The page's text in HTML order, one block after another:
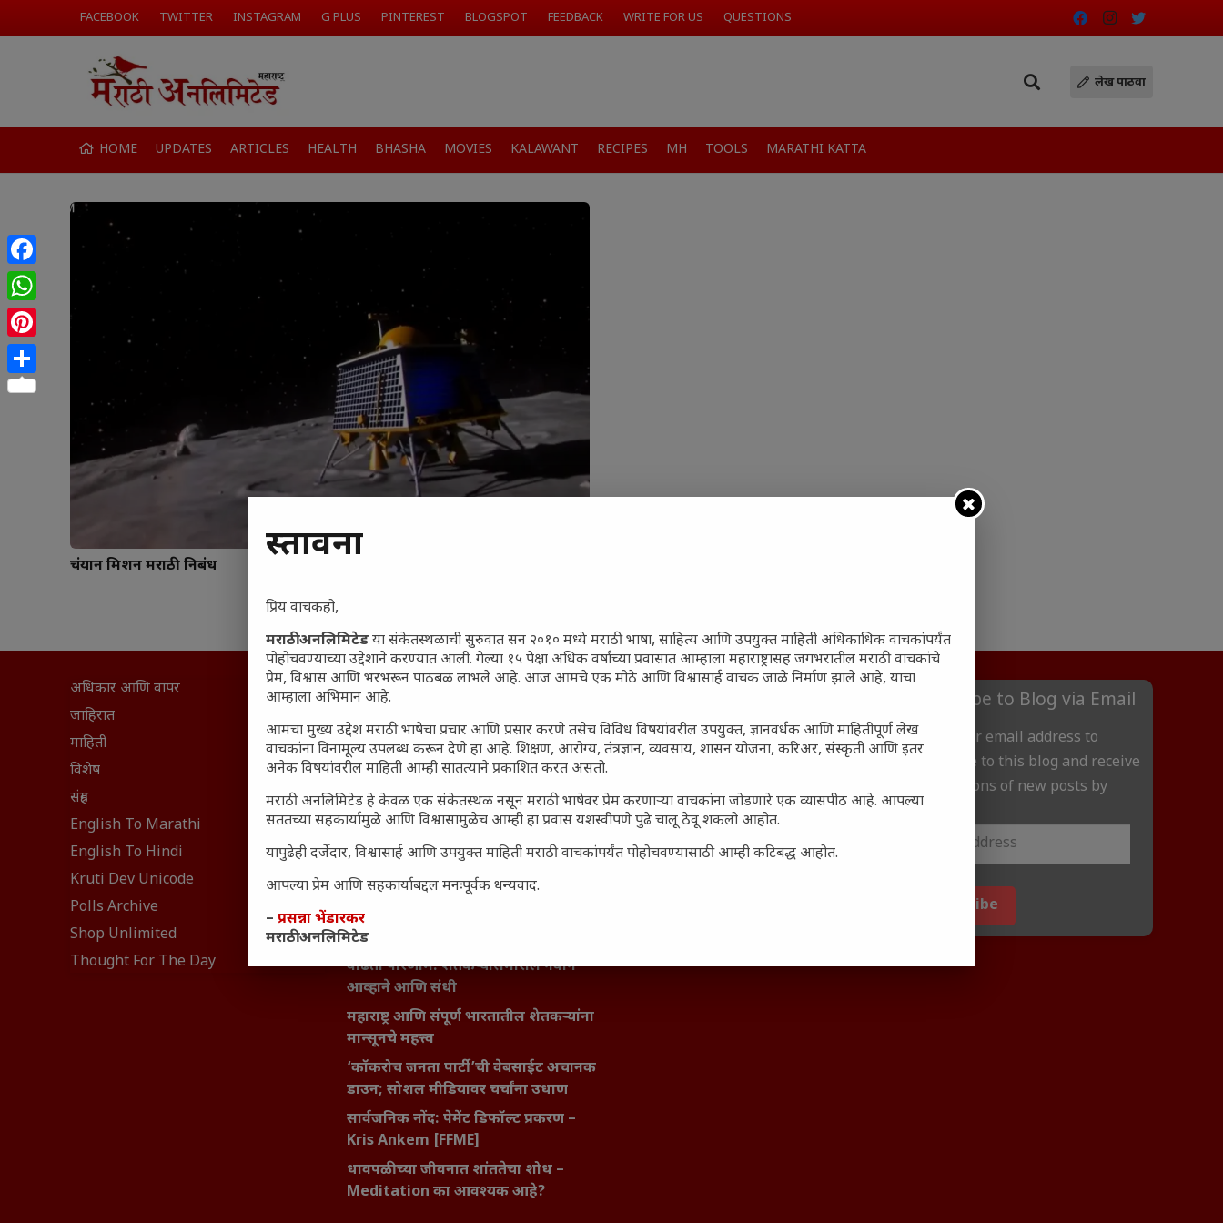
FACEBOOK TWITTER INSTAGRAM G PLUS PINTEREST BLOGSPOT FEEDBACK WRITE FOR US QUESTIONS
लेख पाठवा
HOME UPDATES ARTICLES HEALTH BHASHA MOVIES KALAWANT RECIPES MH TOOLS MARATHI KATTA
चंद्रयान मिशन मराठी निबंध
अधिकार आणि वापर
जाहिरात
माहिती
विशेष
संग्रह
English To Marathi
English To Hindi
Kruti Dev Unicode
Polls Archive
Shop Unlimited
Thought For The Day
सामान्य आजारांवर गावठी उपाय – घरच्या
आजच्या युगातील तरुण पिढी कुठे हरवली?
महाराष्ट्रातील किल्ल्यांचे महत्त्व : स्वराज्याच्या
वैभवशाली इतिहासाचे साक्षीदार
₹370 ची बिर्याणी” आणि हरवत चाललेली
संवेदनशीलता : आजच्या तरुणांच्या मनात
नेमकं काय चाललंय?
यश आणि आत्मविश्वास: स्वप्नांना वास्तवात
बदलण्याची शक्ती
महाराष्ट्रातील बदलत्या हवामानाचा शेतीवर
वाढता परिणाम: शेतकऱ्यांसमोरील नवीन
आव्हाने आणि संधी
महाराष्ट्र आणि संपूर्ण भारतातील शेतकऱ्यांना
मान्सूनचे महत्त्व
‘कॉकरोच जनता पार्टी’ची वेबसाईट अचानक
डाउन; सोशल मीडियावर चर्चांना उधाण
सार्वजनिक नोंद: पेमेंट डिफॉल्ट प्रकरण –
Kris Ankem [FFME]
धावपळीच्या जीवनात शांततेचा शोध –
Meditation का आवश्यक आहे?
Subscribe to Blog via Email
Enter your email address to
subscribe to this blog and receive
notifications of new posts by
email.
Subscribe
Facebook
WhatsApp
Pinterest
Share
प्रस्तावना
प्रिय वाचकहो,
मराठी अनलिमिटेडया संकेतस्थळाची सुरुवात सन २०१० मध्ये मराठी भाषा, साहित्य आणि उपयुक्त माहिती अधिकाधिक वाचकांपर्यंत
पोहोचवण्याच्या उद्देशाने करण्यात आली. गेल्या १५ पेक्षा अधिक वर्षांच्या प्रवासात आम्हाला महाराष्ट्रासह जगभरातील मराठी वाचकांचे
प्रेम, विश्वास आणि भरभरून पाठबळ लाभले आहे. आज आमचे एक मोठे आणि विश्वासार्ह वाचक जाळे निर्माण झाले आहे, याचा
आम्हाला अभिमान आहे.
आमचा मुख्य उद्देश मराठी भाषेचा प्रचार आणि प्रसार करणे तसेच विविध विषयांवरील उपयुक्त, ज्ञानवर्धक आणि माहितीपूर्ण लेख
वाचकांना विनामूल्य उपलब्ध करून देणे हा आहे. शिक्षण, आरोग्य, तंत्रज्ञान, व्यवसाय, शासन योजना, करिअर, संस्कृती आणि इतर
अनेक विषयांवरील माहिती आम्ही सातत्याने प्रकाशित करत असतो.
मराठी अनलिमिटेड हे केवळ एक संकेतस्थळ नसून मराठी भाषेवर प्रेम करणाऱ्या वाचकांना जोडणारे एक व्यासपीठ आहे. आपल्या
सततच्या सहकार्यामुळे आणि विश्वासामुळेच आम्ही हा प्रवास यशस्वीपणे पुढे चालू ठेवू शकलो आहोत.
यापुढेही दर्जेदार, विश्वासार्ह आणि उपयुक्त माहिती मराठी वाचकांपर्यंत पोहोचवण्यासाठी आम्ही कटिबद्ध आहोत.
आपल्या प्रेम आणि सहकार्याबद्दल मनःपूर्वक धन्यवाद.
– प्रसन्ना भेंडारकर
मराठी अनलिमिटेड